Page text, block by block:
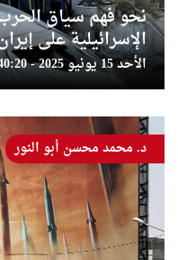
نحو فهم سياق الحرب
الإسرائيلية على
الأحد 15 يونيو 2025 - 20:40:20
د. محمد محسن أبو النور